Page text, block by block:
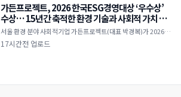
가든프로젝트, 2026 한국ESG경영대상 ‘우수상’
수상… 15년간 축적한 환경 기술과 사회적 가치 인
정받아
서울 환경 분야 사회적기업 가든프로젝트(대표 박경복)가 2026 한
국ESG경영대상 ‘우수상’을 수상했다. 이번 수상은 지난 15년간
17시간전 업로드